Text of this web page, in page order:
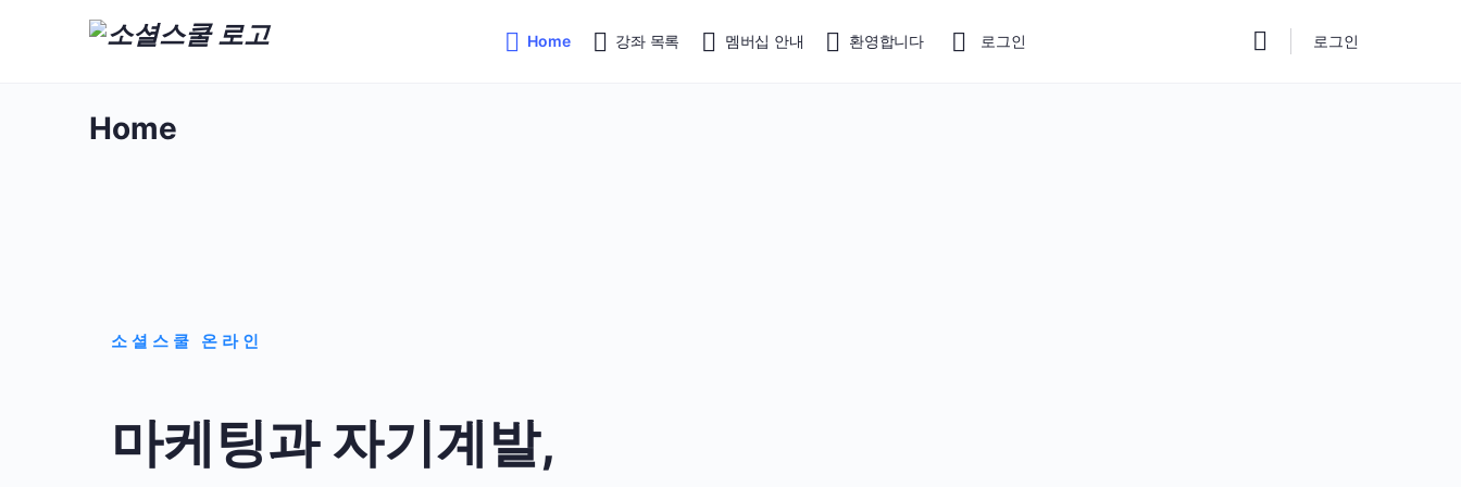
Home 강좌 목록 멤버십 안내 환영합니다 로그인 로그인
Home
소셜스쿨 온라인
마케팅과 자기계발,